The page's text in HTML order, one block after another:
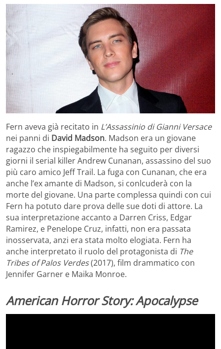
Fern aveva già recitato in L’Assassinio di Gianni Versace
nei panni di David Madson. Madson era un giovane
ragazzo che inspiegabilmente ha seguito per diversi
giorni il serial killer Andrew Cunanan, assassino del suo
più caro amico Jeff Trail. La fuga con Cunanan, che era
anche l’ex amante di Madson, si conlcuderà con la
morte del giovane. Una parte complessa quindi con cui
Fern ha potuto dare prova delle sue doti di attore. La
sua interpretazione accanto a Darren Criss, Edgar
Ramirez, e Penelope Cruz, infatti, non era passata
inosservata, anzi era stata molto elogiata. Fern ha
anche interpretato il ruolo del protagonista di The
Tribes of Palos Verdes(2017), film drammatico con
Jennifer Garner e Maika Monroe.
American Horror Story: Apocalypse